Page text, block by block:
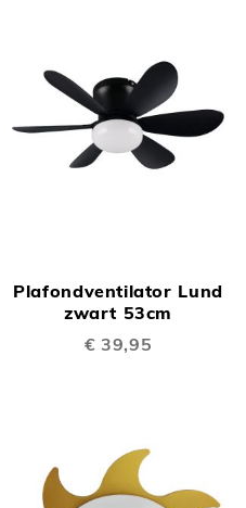
Plafondventilator Lund
zwart 53cm
€ 39,95